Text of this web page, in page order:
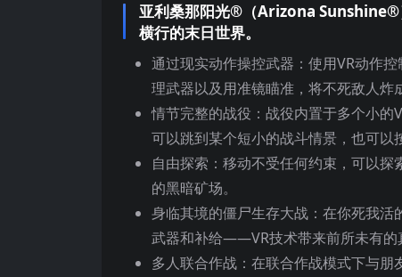
亚利桑那阳光®（Arizona Sunshine®
横行的末日世界。
通过现实动作操控武器：使用VR动作
理武器以及用准镜瞄准，将不死敌人炸
情节完整的战役：战役内置于多个小的
可以跳到某个短小的战斗情景，也可以
自由探索：移动不受任何约束，可以
的黑暗矿场。
身临其境的僵尸生存大战：在你死我
武器和补给——VR技术带来前所未有的
多人联合作战：在联合作战模式下与朋